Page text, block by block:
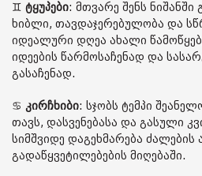
♊️ ტყუპები: მთვარე შენს
ხიბლი, თავდაჯერებულობა და
იდეალური დღეა ახალი
იდეების წარმოსაჩენად და
გასაჩენად.
♋️ კირჩხიბი: სჯობს ტემპი
თავს, დასვენებასა და გასული
სიმშვიდე დაგეხმარება
გადაწყვეტილებების მიღებაში.